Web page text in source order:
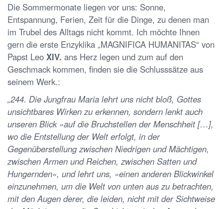
Die Sommermonate liegen vor uns: Sonne,
Entspannung, Ferien, Zeit für die Dinge, zu denen man
im Trubel des Alltags nicht kommt. Ich möchte Ihnen
gern die erste Enzyklika „MAGNIFICA HUMANITAS“ von
Papst Leo XIV. ans Herz legen und zum auf den
Geschmack kommen, finden sie die Schlusssätze aus
seinem Werk.:
„244. Die Jungfrau Maria lehrt uns nicht bloß, Gottes
unsichtbares Wirken zu erkennen, sondern lenkt auch
unseren Blick »auf die Bruchstellen der Menschheit […],
wo die Entstellung der Welt erfolgt, in der
Gegenüberstellung zwischen Niedrigen und Mächtigen,
zwischen Armen und Reichen, zwischen Satten und
Hungernden«, und lehrt uns, »einen anderen Blickwinkel
einzunehmen, um die Welt von unten aus zu betrachten,
mit den Augen derer, die leiden, nicht mit der Sichtweise